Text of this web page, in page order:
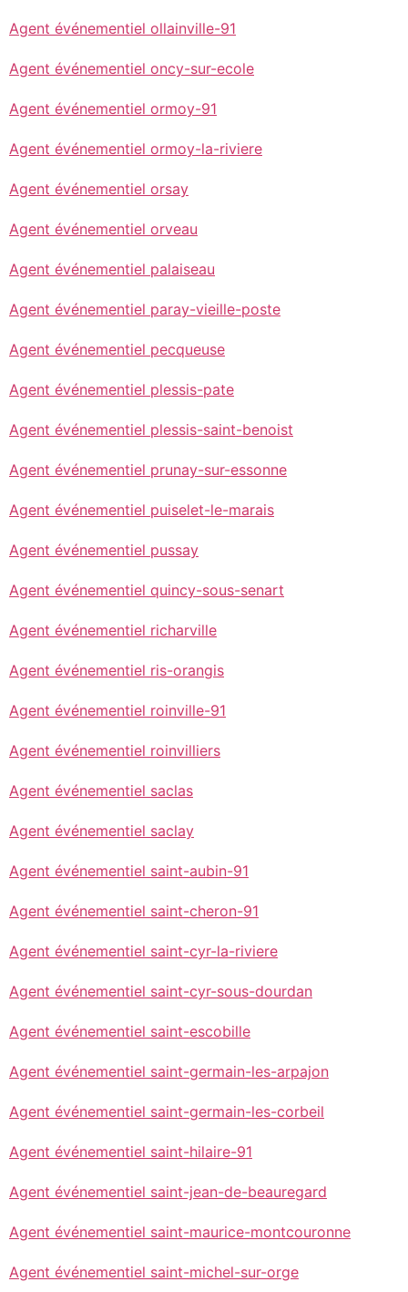
Agent événementiel ollainville-91
Agent événementiel oncy-sur-ecole
Agent événementiel ormoy-91
Agent événementiel ormoy-la-riviere
Agent événementiel orsay
Agent événementiel orveau
Agent événementiel palaiseau
Agent événementiel paray-vieille-poste
Agent événementiel pecqueuse
Agent événementiel plessis-pate
Agent événementiel plessis-saint-benoist
Agent événementiel prunay-sur-essonne
Agent événementiel puiselet-le-marais
Agent événementiel pussay
Agent événementiel quincy-sous-senart
Agent événementiel richarville
Agent événementiel ris-orangis
Agent événementiel roinville-91
Agent événementiel roinvilliers
Agent événementiel saclas
Agent événementiel saclay
Agent événementiel saint-aubin-91
Agent événementiel saint-cheron-91
Agent événementiel saint-cyr-la-riviere
Agent événementiel saint-cyr-sous-dourdan
Agent événementiel saint-escobille
Agent événementiel saint-germain-les-arpajon
Agent événementiel saint-germain-les-corbeil
Agent événementiel saint-hilaire-91
Agent événementiel saint-jean-de-beauregard
Agent événementiel saint-maurice-montcouronne
Agent événementiel saint-michel-sur-orge